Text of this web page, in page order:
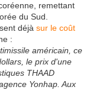
remettant
du Sud.
déjà sur le coût
:
américain, ce
le prix d'une
THAAD
Yonhap. Aux